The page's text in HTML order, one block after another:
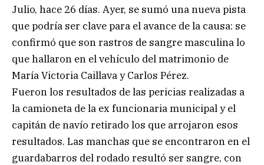
Julio, hace 26 días. Ayer, se sumó una nueva pista
que podría ser clave para el avance de la causa: se
confirmó que son rastros de sangre masculina lo
que hallaron en el vehículo del matrimonio de
María Victoria Caillava y Carlos Pérez.
Fueron los resultados de las pericias realizadas a
la camioneta de la ex funcionaria municipal y el
capitán de navío retirado los que arrojaron esos
resultados. Las manchas que se encontraron en el
guardabarros del rodado resultó ser sangre, con